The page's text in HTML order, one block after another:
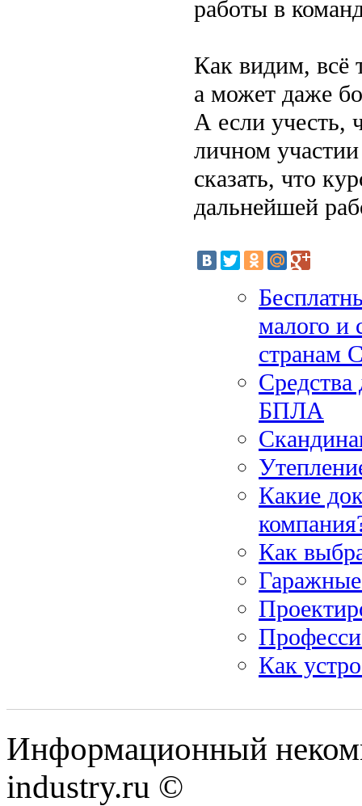
работы в
Как видим, всё
а может даже
А если учесть,
личном
сказать, что
дальнейшей
малого и
странам
БПЛА
Какие
Как
Как
Информационный
industry.ru ©